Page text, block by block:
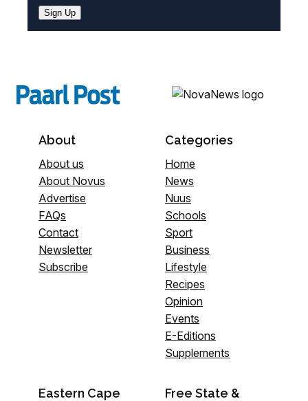
Sign Up
About
About us
About Novus
Advertise
FAQs
Contact
Newsletter
Subscribe
Categories
Home
News
Nuus
Schools
Sport
Business
Lifestyle
Recipes
Opinion
Events
E-Editions
Supplements
Eastern Cape
Free State &